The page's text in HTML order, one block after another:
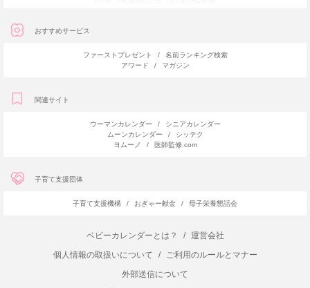
おすすめサービス
ファーストプレゼント /
名前ランキング検索
アワード
/ マガジン
関連サイト
ウーマンカレンダー /
シニアカレンダー
ムーンカレンダー
/
シッテク
ヨムーノ
/ 医師監修.com
子育て支援団体
子育て支援機構 / おぎゃー献金 / 母子栄養懇話会
ベビーカレンダーとは？ /
運営会社
個人情報の取扱いについて
/
ご利用のルールとマナー
外部送信について